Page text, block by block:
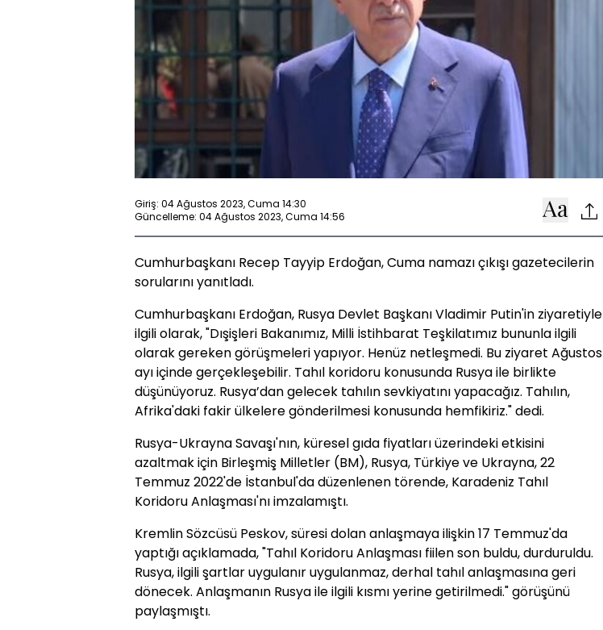
Giriş: 04 Ağustos 2023, Cuma 14:30
Güncelleme: 04 Ağustos 2023, Cuma 14:56
Cumhurbaşkanı Recep Tayyip Erdoğan, Cuma namazı çıkışı gazetecilerin
sorularını yanıtladı.
Cumhurbaşkanı Erdoğan, Rusya Devlet Başkanı Vladimir Putin'in ziyaretiyle
ilgili olarak, "Dışişleri Bakanımız, Milli İstihbarat Teşkilatımız bununla ilgili
olarak gereken görüşmeleri yapıyor. Henüz netleşmedi. Bu ziyaret Ağustos
ayı içinde gerçekleşebilir. Tahıl koridoru konusunda Rusya ile birlikte
düşünüyoruz. Rusya’dan gelecek tahılın sevkiyatını yapacağız. Tahılın,
Afrika'daki fakir ülkelere gönderilmesi konusunda hemfikiriz." dedi.
Rusya-Ukrayna Savaşı'nın, küresel gıda fiyatları üzerindeki etkisini
azaltmak için Birleşmiş Milletler (BM), Rusya, Türkiye ve Ukrayna, 22
Temmuz 2022'de İstanbul'da düzenlenen törende, Karadeniz Tahıl
Koridoru Anlaşması'nı imzalamıştı.
Kremlin Sözcüsü Peskov, süresi dolan anlaşmaya ilişkin 17 Temmuz'da
yaptığı açıklamada, "Tahıl Koridoru Anlaşması fiilen son buldu, durduruldu.
Rusya, ilgili şartlar uygulanır uygulanmaz, derhal tahıl anlaşmasına geri
dönecek. Anlaşmanın Rusya ile ilgili kısmı yerine getirilmedi." görüşünü
paylaşmıştı.